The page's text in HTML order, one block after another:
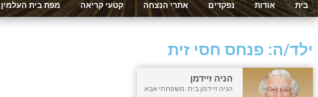
בית אודות נפקדים אתרי הנצחה קטעי קריאה מפת בית העלמין
ילד/ה: פנחס חסי זית
הניה זיידמן
הניה זיידמן בית משפחתי אבא